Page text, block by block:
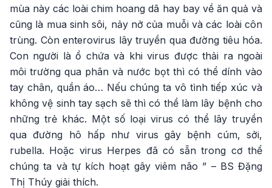
mùa này các loài chim hoang dã hay bay về ăn quả và
cũng là mua sinh sôi, nảy nở của muỗi và các loài côn
trùng. Còn enterovirus lây truyền qua đường tiêu hóa.
Con người là ổ chứa và khi virus được thải ra ngoài
môi trường qua phân và nước bọt thì có thể dính vào
tay chân, quần áo… Nếu chúng ta vô tình tiếp xúc và
không vệ sinh tay sạch sẽ thì có thể làm lây bệnh cho
những trẻ khác. Một số loại virus có thể lây truyền
qua đường hô hấp như virus gây bệnh cúm, sởi,
rubella. Hoặc virus Herpes đã có sẵn trong cơ thể
chúng ta và tự kích hoạt gây viêm não ” – BS Đặng
Thị Thúy giải thích.